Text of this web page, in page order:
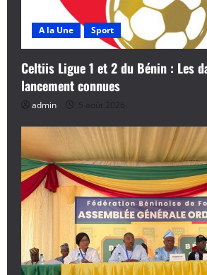
A la Une Sport
Celtiis Ligue 1 et 2 du Bénin : Les
lancement connues
admin 5 août 2026